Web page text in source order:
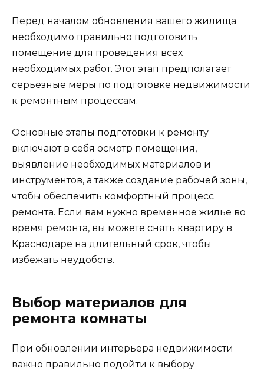
Перед началом обновления вашего жилища
необходимо правильно подготовить
помещение для проведения всех
необходимых работ. Этот этап предполагает
серьезные меры по подготовке недвижимости
к ремонтным процессам.
Основные этапы подготовки к ремонту
включают в себя осмотр помещения,
выявление необходимых материалов и
инструментов, а также создание рабочей зоны,
чтобы обеспечить комфортный процесс
ремонта. Если вам нужно временное жилье во
время ремонта, вы можете снять квартиру в
Краснодаре на длительный срок, чтобы
избежать неудобств.
Выбор материалов для
ремонта комнаты
При обновлении интерьера недвижимости
важно правильно подойти к выбору